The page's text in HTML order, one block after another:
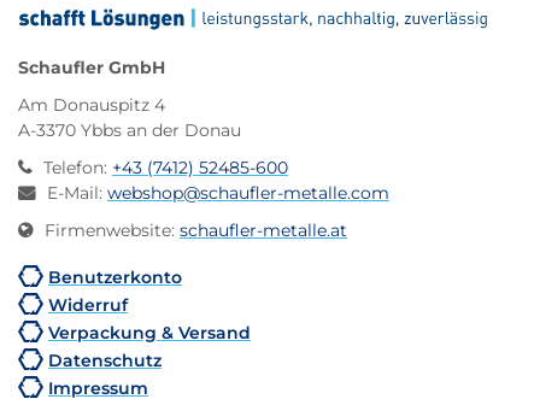
Schaufler GmbH
Am Donauspitz 4
A-3370 Ybbs an der Donau
Telefon: +43 (7412) 52485-600
E-Mail: webshop@schaufler-metalle.com
Firmenwebsite: schaufler-metalle.at
Benutzerkonto
Widerruf
Verpackung & Versand
Datenschutz
Impressum